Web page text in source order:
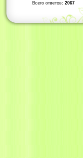
Всего ответов: 2067